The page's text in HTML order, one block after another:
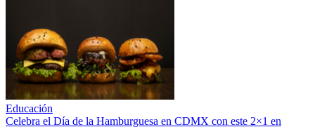
Educación
Celebra el Día de la Hamburguesa en CDMX con este 2×1 en